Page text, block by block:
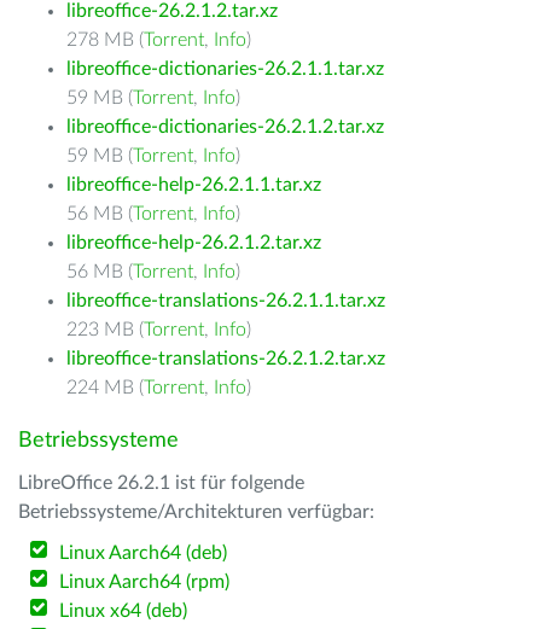
libreoffice-26.2.1.2.tar.xz
278 MB (Torrent, Info)
libreoffice-dictionaries-26.2.1.1.tar.xz
59 MB (Torrent, Info)
libreoffice-dictionaries-26.2.1.2.tar.xz
59 MB (Torrent, Info)
libreoffice-help-26.2.1.1.tar.xz
56 MB (Torrent, Info)
libreoffice-help-26.2.1.2.tar.xz
56 MB (Torrent, Info)
libreoffice-translations-26.2.1.1.tar.xz
223 MB (Torrent, Info)
libreoffice-translations-26.2.1.2.tar.xz
224 MB (Torrent, Info)
Betriebssysteme
LibreOffice 26.2.1 ist für folgende
Betriebssysteme/Architekturen verfügbar:
Linux Aarch64 (deb)
Linux Aarch64 (rpm)
Linux x64 (deb)